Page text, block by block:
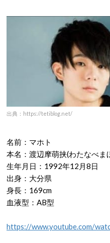
出典：https://tetiblog.net/
名前：マホト
本名：渡辺摩萌挟(わたなべま
生年月日： 1992年12 月8日
出身：大分県
身長： 169cm
血液型： AB型
https://www.youtube.com/